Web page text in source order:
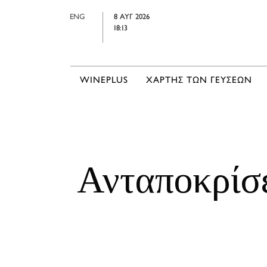
ENG
8 ΑΥΓ 2026
18:13
WINEPLUS ΧΑΡΤΗΣ ΤΩΝ ΓΕΥΣΕΩΝ